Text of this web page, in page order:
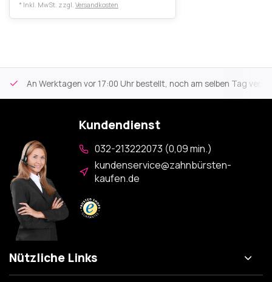
* Inkl. MwSt. zzgl. Versandkosten
An Werktagen vor 17:00 Uhr bestellt, noch am selben Tag
Kundendienst
032-213222073 (0,09 min.)
kundenservice@zahnbürsten-
kaufen.de
Nützliche Links